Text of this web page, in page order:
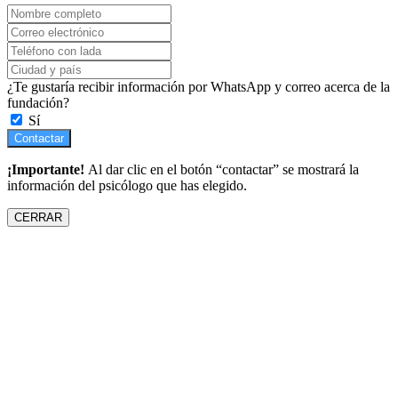
¿Te gustaría recibir información por WhatsApp y correo acerca de la
fundación?
Sí
Contactar
¡Importante! Al dar clic en el botón “contactar” se mostrará la
información del psicólogo que has elegido.
CERRAR